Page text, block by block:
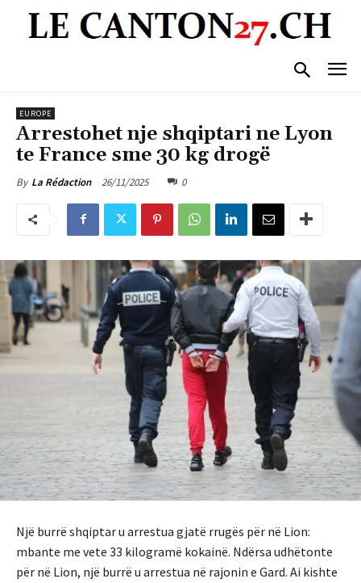
EUROPE
Arrestohet nje shqiptari ne Lyon
te France sme 30 kg drogë
By La Rédaction 26/11/2025 0
Një burrë shqiptar u arrestua gjatë rrugës për në Lion:
mbante me vete 33 kilogramë kokainë. Ndërsa udhëtonte
për në Lion, një burrë u arrestua në rajonin e Gard. Ai kishte